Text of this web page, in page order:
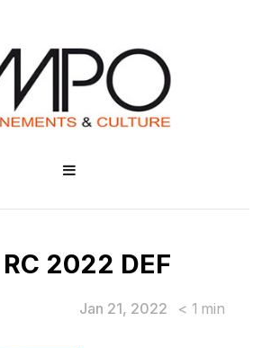
2022 DEF
Jan 21, 2022 < 1 min